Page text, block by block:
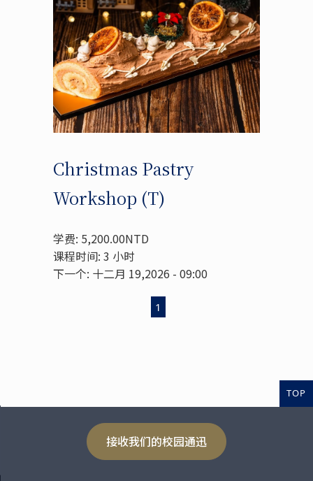
Christmas Pastry
Workshop (T)
学费: 5,200.00NTD
课程时间: 3 小时
下一个: 十二月 19,2026 - 09:00
1
TOP
接收我们的校园通迅